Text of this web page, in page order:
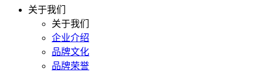
关于我们
关于我们
企业介绍
品牌文化
品牌荣誉